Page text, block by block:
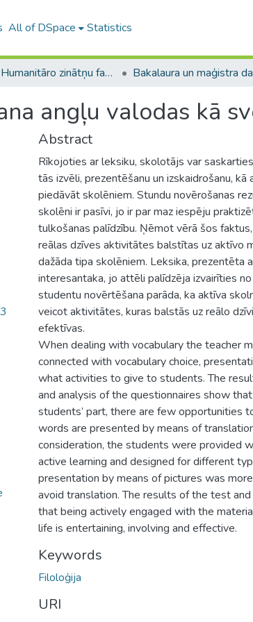
All of DSpace Statistics
A -- Humanitāro zinātņu fakultāte / Faculty of Humanities
angļu valodas kā
Abstract
Rīkojoties ar leksiku, skolotājs var
tās izvēli, prezentēšanu un izskaidrošanu,
piedāvāt skolēniem. Stundu novērošanas
skolēni ir pasīvi, jo ir par maz iespēju
tulkošanas palīdzību. Ņēmot vērā šos
reālas dzīves aktivitātes balstītas uz aktīvo
dažāda tipa skolēniem. Leksika, prezentēta
interesantaka, jo attēli palīdzēja izvairīties
studentu novērtēšana parāda, ka aktīva
veicot aktivitātes, kuras balstās uz reālo
efektīvas.
When dealing with vocabulary the teacher
connected with vocabulary choice,
what activities to give to students. The
and analysis of the questionnaires show
students’ part, there are few opportunities
words are presented by means of
consideration, the students were provided
active learning and designed for different
presentation by means of pictures was
avoid translation. The results of the test
that being actively engaged with the
life is entertaining, involving and effective.
Keywords
Filoloģija
URI